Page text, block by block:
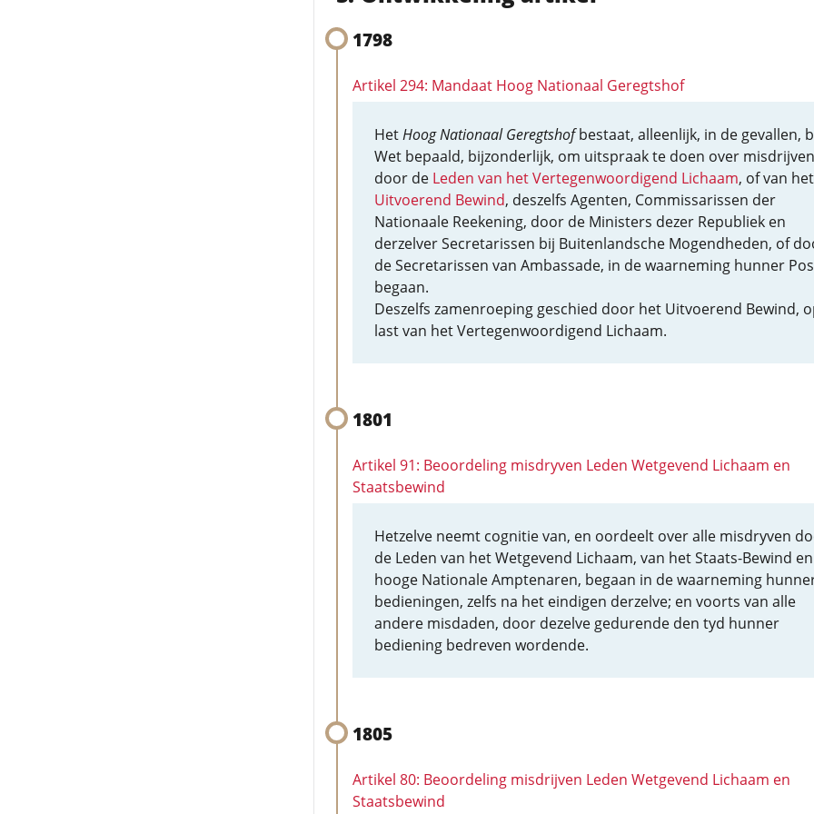
1798
Artikel 294: Mandaat Hoog Nationaal Geregtshof
HetHoog Nationaal Geregtshofbestaat, alleenlijk, in de gevallen,
Wet bepaald, bijzonderlijk, om uitspraak te doen over
door de Leden van het Vertegenwoordigend Lichaam, of van het
Uitvoerend Bewind, deszelfs Agenten, Commissarissen der
Nationaale Reekening, door de Ministers dezer Republiek en
derzelver Secretarissen bij Buitenlandsche Mogendheden, of
de Secretarissen van Ambassade, in de waarneming hunner
begaan.
Deszelfs zamenroeping geschied door het Uitvoerend Bewind,
last van het Vertegenwoordigend Lichaam.
1801
Artikel 91: Beoordeling misdryven Leden Wetgevend Lichaam en
Staatsbewind
Hetzelve neemt cognitie van, en oordeelt over alle misdryven
de Leden van het Wetgevend Lichaam, van het Staats-Bewind
hooge Nationale Amptenaren, begaan in de waarneming
bedieningen, zelfs na het eindigen derzelve; en voorts van alle
andere misdaden, door dezelve gedurende den tyd hunner
bediening bedreven wordende.
1805
Artikel 80: Beoordeling misdrijven Leden Wetgevend Lichaam en
Staatsbewind